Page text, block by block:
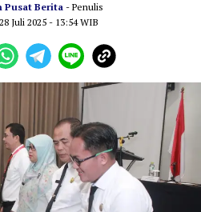
Pusat Berita - Penulis
Juli 2025- 13:54 WIB